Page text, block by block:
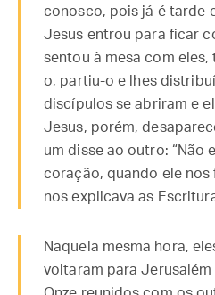
conosco, pois já é tarde
Jesus entrou para ficar
sentou à mesa com
o, partiu-o e lhes
discípulos se abriram e
Jesus, porém,
um disse ao outro: “Não
coração, quando ele nos
nos explicava as
Naquela mesma hora,
voltaram para